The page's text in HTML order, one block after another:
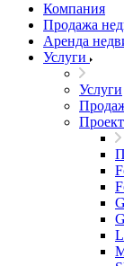
Компания
Продажа
Аренда
Услуги
Услуги